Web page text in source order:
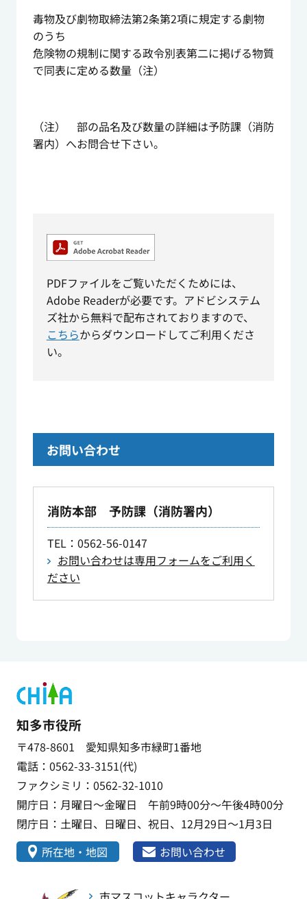
毒物及び劇物取締法第2条第2項に規定する劇物
のうち
危険物の規制に関する政令別表第二に掲げる物質
で同表に定める数量（注）
（注） 部の品名及び数量の詳細は予防課（消防
署内）へお問合せ下さい。
PDFファイルをご覧いただくためには、
Adobe Readerが必要です。アドビシステム
ズ社から無料で配布されておりますので、
こちらからダウンロードしてご利用くださ
い。
お問い合わせ
消防本部 予防課（消防署内）
TEL：0562-56-0147
お問い合わせは専用フォームをご利用く
ださい
知多市役所
〒478-8601 愛知県知多市緑町1番地
電話：0562-33-3151(代)
ファクシミリ：0562-32-1010
開庁日：月曜日～金曜日 午前9時00分～午後4時00分
閉庁日：土曜日、日曜日、祝日、12月29日～1月3日
所在地・地図
お問い合わせ